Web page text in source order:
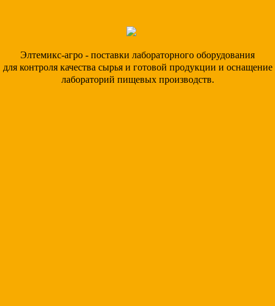
Элтемикс-агро - поставки лабораторного оборудования
для контроля качества сырья и готовой продукции и оснащение
лабораторий пищевых производств.